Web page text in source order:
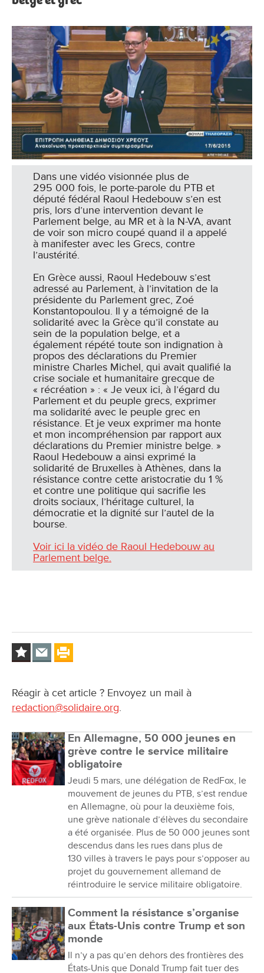
Dans une vidéo visionnée plus de
295 000 fois, le porte-parole du PTB et
député fédéral Raoul Hedebouw s’en est
pris, lors d’une intervention devant le
Parlement belge, au MR et à la N-VA, avant
de voir son micro coupé quand il a appelé
à manifester avec les Grecs, contre
l’austérité.
En Grèce aussi, Raoul Hedebouw s’est
adressé au Parlement, à l’invitation de la
présidente du Parlement grec, Zoé
Konstantopoulou. Il y a témoigné de la
solidarité avec la Grèce qu’il constate au
sein de la population belge, et a
également répété toute son indignation à
propos des déclarations du Premier
ministre Charles Michel, qui avait qualifié la
crise sociale et humanitaire grecque de
« récréation » : « Je veux ici, à l’égard du
Parlement et du peuple grecs, exprimer
ma solidarité avec le peuple grec en
résistance. Et je veux exprimer ma honte
et mon incompréhension par rapport aux
déclarations du Premier ministre belge. »
Raoul Hedebouw a ainsi exprimé la
solidarité de Bruxelles à Athènes, dans la
résistance contre cette aristocratie du 1 %
et contre une politique qui sacrifie les
droits sociaux, l’héritage culturel, la
démocratie et la dignité sur l’autel de la
bourse.
Voir ici la vidéo de Raoul Hedebouw au
Parlement belge.
Réagir à cet article ? Envoyez un mail à
redaction@solidaire.org.
En Allemagne, 50 000 jeunes en
grève contre le service militaire
obligatoire
Jeudi 5 mars, une délégation de RedFox, le
mouvement de jeunes du PTB, s’est rendue
en Allemagne, où pour la deuxième fois,
une grève nationale d’élèves du secondaire
a été organisée. Plus de 50 000 jeunes sont
descendus dans les rues dans plus de
130 villes à travers le pays pour s’opposer au
projet du gouvernement allemand de
réintroduire le service militaire obligatoire.
Comment la résistance s’organise
aux États-Unis contre Trump et son
monde
Il n’y a pas qu’en dehors des frontières des
États-Unis que Donald Trump fait tuer des